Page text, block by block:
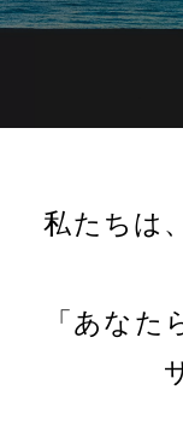
私たちは
「あなた